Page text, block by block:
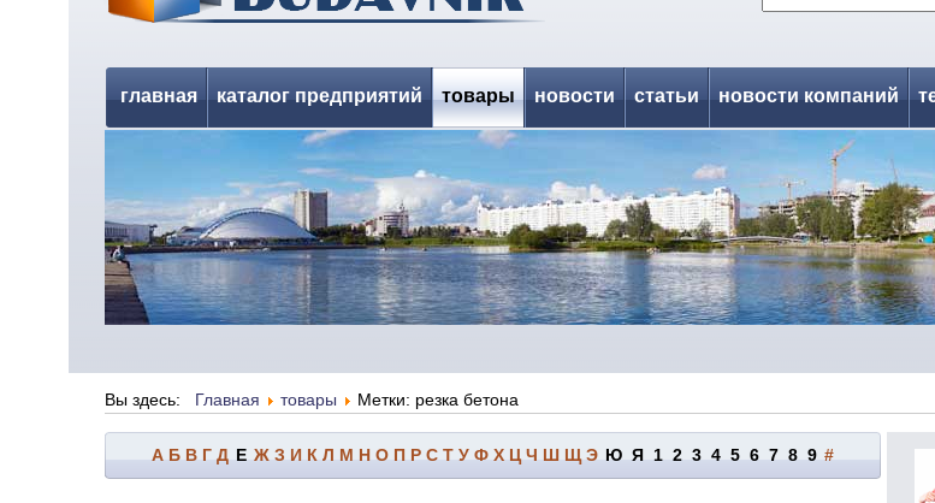
главная каталог предприятий товары новости статьи новости компаний
Вы здесь: Главная товары Метки: резка бетона
А Б В Г Д Е Ж З И К Л М Н О П Р С Т У Ф Х Ц Ч Ш Щ Э Ю Я 1 2 3 4 5 6 7 8 9 #